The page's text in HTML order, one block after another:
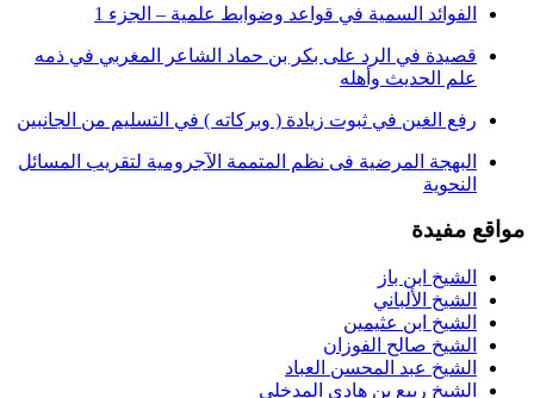
الفوائد السمية في قواعد وضوابط علمية – الجزء 1
قصيدة في الرد على بكر بن حماد الشاعر المغربي في ذمه
علم الحديث وأهله
رفع الغين في ثبوت زيادة ( وبركاته ) في التسليم من الجانبين
البهجة المرضية فى نظم المتممة الآجرومية لتقريب المسائل
النحوية
مفيدة
الشيخ ابن باز
الشيخ الألباني
الشيخ ابن عثيمين
الشيخ صالح الفوزان
الشيخ عبد المحسن العباد
الشيخ ربيع بن هادي المدخلي